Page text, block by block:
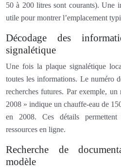
50 à 200 litres sont courants). Une
utile pour montrer l’emplacement
Décodage des
signalétique
Une fois la plaque signalétique
toutes les informations. Le numéro
recherches futures. Par exemple,
2008 » indique un chauffe-eau de
en 2008. Ces détails
ressources en ligne.
Recherche de
modèle